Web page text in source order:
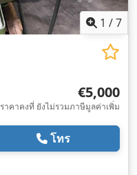
1 /7
€5,000
ราคาคงที่ ยังไม่รวมภาษีมูลค่าเพิ่ม
โทร